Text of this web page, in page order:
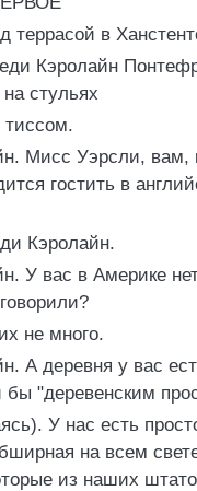
террасой в
Кэролайн
стульях
Мисс Уэрсли, вам,
гостить в
Кэролайн.
У вас в Америке
не много.
А деревня у вас
бы "деревенским
У нас есть
на всем
из наших